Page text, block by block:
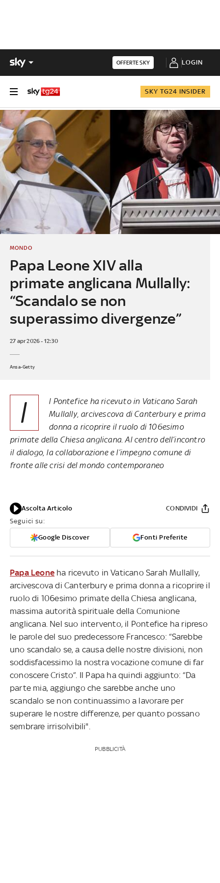
OFFERTE SKY LOGIN
SKY TG24 INSIDER
Papa Leone XIV alla
primate anglicana Mullally:
“Scandalo se non
superassimo divergenze”
MONDO
27 apr 2026 - 12:30
Ansa-Getty
I
l Pontefice ha ricevuto in Vaticano Sarah
Mullally, arcivescova di Canterbury e prima
donna a ricoprire il ruolo di 106esimo
primate della Chiesa anglicana. Al centro dell’incontro
il dialogo, la collaborazione e l’impegno comune di
fronte alle crisi del mondo contemporaneo
Ascolta Articolo
Seguici su:
Google Discover Fonti Preferite
CONDIVIDI
Papa Leone ha ricevuto in Vaticano Sarah Mullally,
arcivescova di Canterbury e prima donna a ricoprire il
ruolo di 106esimo primate della Chiesa anglicana,
massima autorità spirituale della Comunione
anglicana. Nel suo intervento, il Pontefice ha ripreso
le parole del suo predecessore Francesco: “Sarebbe
uno scandalo se, a causa delle nostre divisioni, non
soddisfacessimo la nostra vocazione comune di far
conoscere Cristo”. Il Papa ha quindi aggiunto: “Da
parte mia, aggiungo che sarebbe anche uno
scandalo se non continuassimo a lavorare per
superare le nostre differenze, per quanto possano
sembrare irrisolvibili".
PUBBLICITÀ